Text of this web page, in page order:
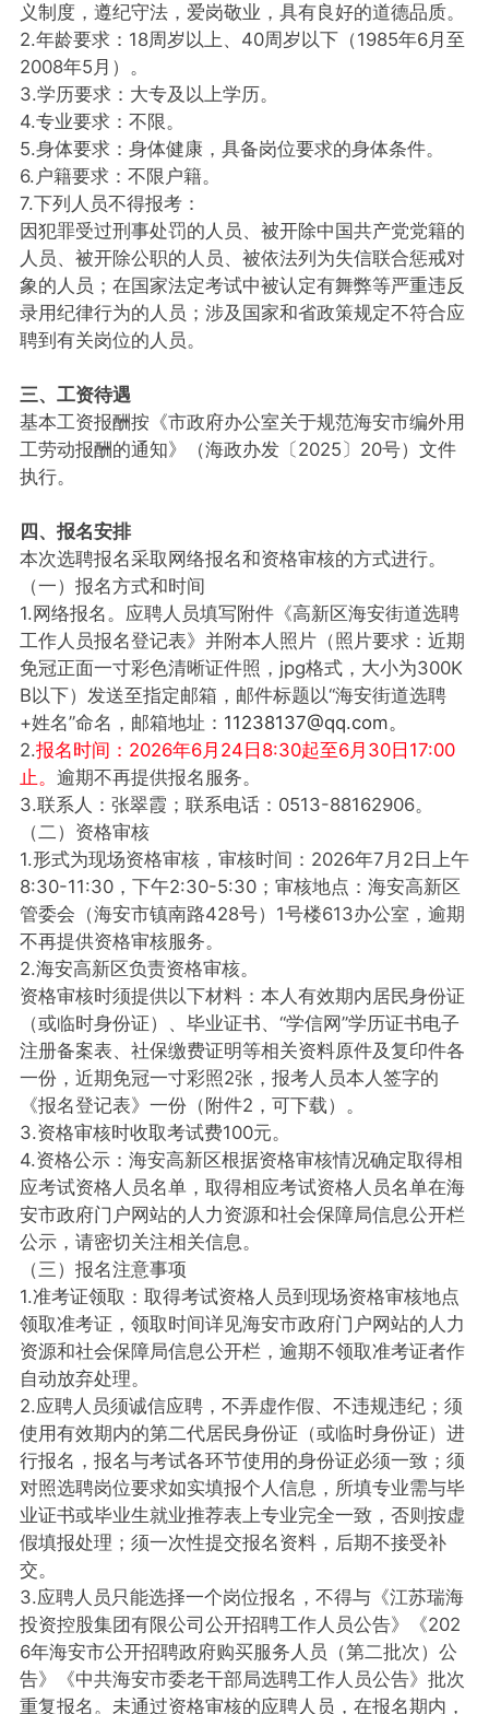
义制度，遵纪守法，爱岗敬业，具有良好的道德品质。
2.年龄要求：18周岁以上、40周岁以下（1985年6月至
2008年5月）。
3.学历要求：大专及以上学历。
4.专业要求：不限。
5.身体要求：身体健康，具备岗位要求的身体条件。
6.户籍要求：不限户籍。
7.下列人员不得报考：
因犯罪受过刑事处罚的人员、被开除中国共产党党籍的
人员、被开除公职的人员、被依法列为失信联合惩戒对
象的人员；在国家法定考试中被认定有舞弊等严重违反
录用纪律行为的人员；涉及国家和省政策规定不符合应
聘到有关岗位的人员。
三、工资待遇
基本工资报酬按《市政府办公室关于规范海安市编外用
工劳动报酬的通知》（海政办发〔2025〕20号）文件
执行。
四、报名安排
本次选聘报名采取网络报名和资格审核的方式进行。
（一）报名方式和时间
1.网络报名。应聘人员填写附件《高新区海安街道选聘
工作人员报名登记表》并附本人照片（照片要求：近期
免冠正面一寸彩色清晰证件照，jpg格式，大小为300K
B以下）发送至指定邮箱，邮件标题以“海安街道选聘
+姓名”命名，邮箱地址： 11238137@qq.com。
2.报名时间：2026年6月24日8:30起至6月30日17:00
止。 逾期不再提供报名服务。
3.联系人：张翠霞；联系电话：0513-88162906。
（二）资格审核
1.形式为现场资格审核，审核时间：2026年7月2日上午
8:30-11:30，下午2:30-5:30；审核地点：海安高新区
管委会（海安市镇南路428号）1号楼613办公室，逾期
不再提供资格审核服务。
2.海安高新区负责资格审核。
资格审核时须提供以下材料：本人有效期内居民身份证
（或临时身份证）、毕业证书、“学信网”学历证书电子
注册备案表、社保缴费证明等相关资料原件及复印件各
一份，近期免冠一寸彩照2张，报考人员本人签字的
《报名登记表》一份（附件2，可下载）。
3.资格审核时收取考试费100元。
4.资格公示：海安高新区根据资格审核情况确定取得相
应考试资格人员名单，取得相应考试资格人员名单在海
安市政府门户网站的人力资源和社会保障局信息公开栏
公示，请密切关注相关信息。
（三）报名注意事项
1.准考证领取：取得考试资格人员到现场资格审核地点
领取准考证，领取时间详见海安市政府门户网站的人力
资源和社会保障局信息公开栏，逾期不领取准考证者作
自动放弃处理。
2.应聘人员须诚信应聘，不弄虚作假、不违规违纪；须
使用有效期内的第二代居民身份证（或临时身份证）进
行报名，报名与考试各环节使用的身份证必须一致；须
对照选聘岗位要求如实填报个人信息，所填专业需与毕
业证书或毕业生就业推荐表上专业完全一致，否则按虚
假填报处理；须一次性提交报名资料，后期不接受补
交。
3.应聘人员只能选择一个岗位报名，不得与《江苏瑞海
投资控股集团有限公司公开招聘工作人员公告》《202
6年海安市公开招聘政府购买服务人员（第二批次）公
告》《中共海安市委老干部局选聘工作人员公告》批次
重复报名。未通过资格审核的应聘人员，在报名期内，